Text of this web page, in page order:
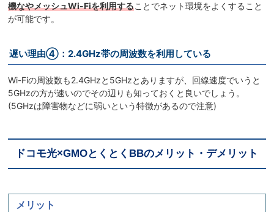
機なやメッシュWi-Fiを利用することでネット環境をよくすること
が可能です。
遅い理由④：2.4GHz帯の周波数を利用している
Wi-Fiの周波数も2.4GHzと5GHzとありますが、回線速度でいうと
5GHzの方が速いのでその辺りも知っておくと良いでしょう。
(5GHzは障害物などに弱いという特徴があるので注意)
ドコモ光×GMOとくとくBBのメリット・デメリット
メリット